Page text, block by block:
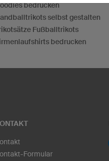
bedrucken
selbst gestalten
Fußballtrikots
bedrucken
Formular